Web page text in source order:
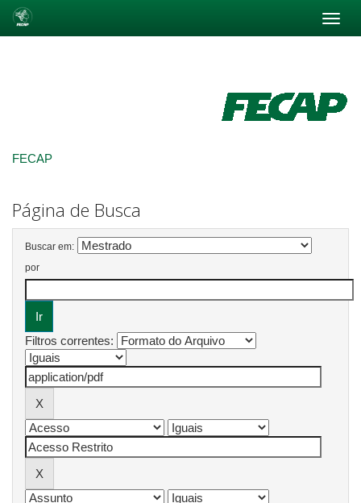
FECAP
Página de Busca
Buscar em:
por
Filtros correntes: